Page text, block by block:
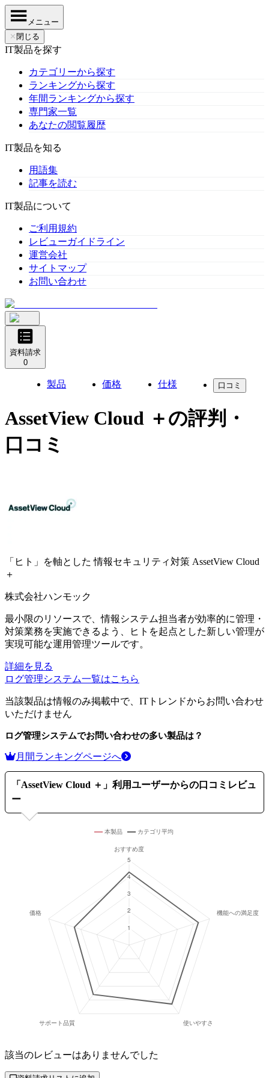
メニュー
✕ 閉じる
IT製品を探す
カテゴリーから探す
ランキングから探す
年間ランキングから探す
専門家一覧
あなたの閲覧履歴
IT製品を知る
用語集
記事を読む
IT製品について
ご利用規約
レビューガイドライン
運営会社
サイトマップ
お問い合わせ
資料請求
0
製品 価格 仕様 口コミ
AssetView Cloud ＋の評判・
口コミ
「ヒト」を軸とした 情報セキュリティ対策 AssetView Cloud
＋
株式会社ハンモック
最小限のリソースで、情報システム担当者が効率的に管理・
対策業務を実施できるよう、ヒトを起点とした新しい管理が
実現可能な運用管理ツールです。
詳細を見る
ログ管理システム一覧はこちら
当該製品は情報のみ掲載中で、ITトレンドからお問い合わせ
いただけません
ログ管理システムでお問い合わせの多い製品は？
月間ランキングページへ
「 AssetView Cloud ＋ 」利用ユーザーからの口コミレビュ
ー
該当のレビューはありませんでした